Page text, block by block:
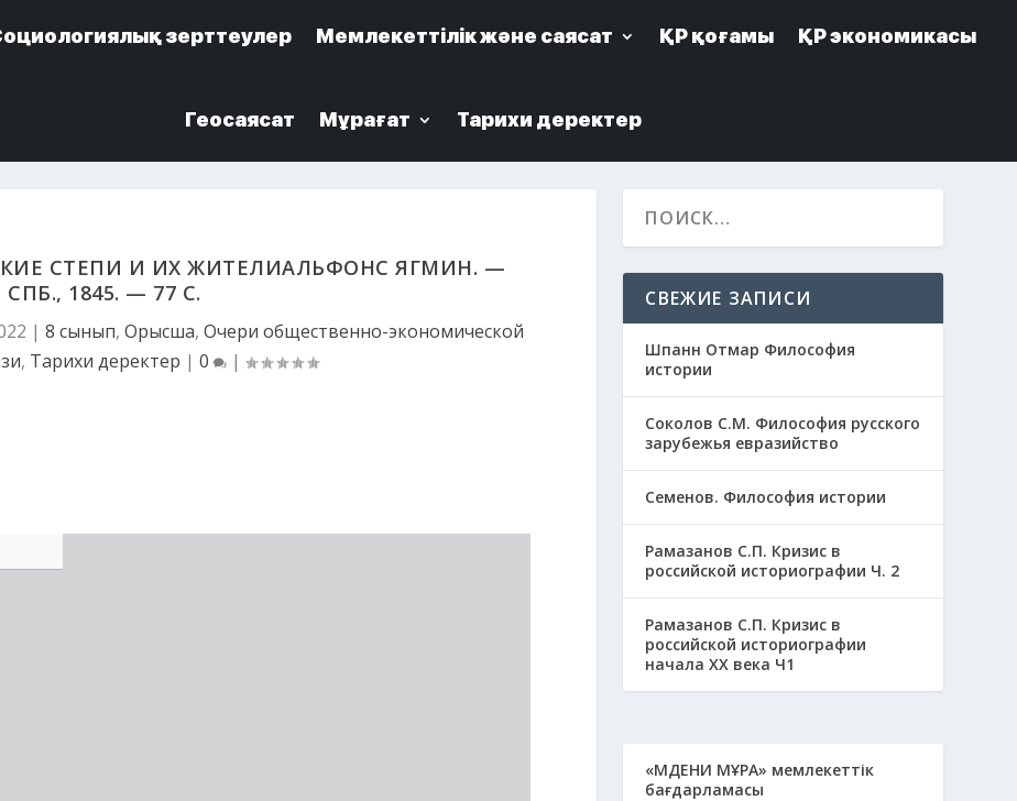
зерттеулер Мемлекеттілік және саясат ҚР қоғамы ҚР экономикасы
Геосаясат Мұрағат Тарихи деректер
зерттеулер Мемлекеттілік және саясат ҚР қоғамы ҚР экономикасы
Геосаясат Мұрағат Тарихи деректер
СТЕПИ И ИХ ЖИТЕЛИАЛЬФОНС ЯГМИН. —
СПБ., 1845. — 77 C.
|8 сынып,Орысша,Очери общественно-экономической
, Тарихи деректер | 0 |
СВЕЖИЕ ЗАПИСИ
Шпанн Отмар Философия
истории
Соколов С.М. Философия русского
зарубежья евразийство
Семенов. Философия истории
Рамазанов С.П. Кризис в
российской историографии Ч. 2
Рамазанов С.П. Кризис в
российской историографии
начала ХХ века Ч1
«МӘДЕНИ МҰРА» мемлекеттік
бағдарламасы